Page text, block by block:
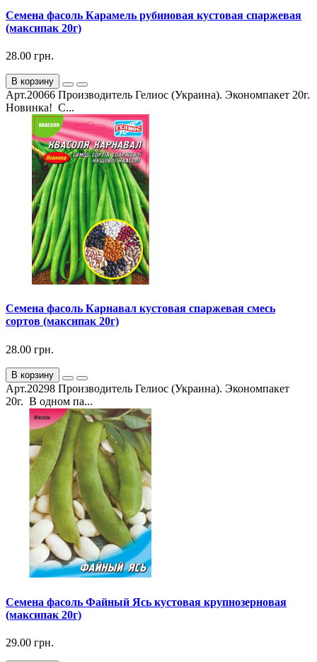
Семена фасоль Карамель рубиновая кустовая спаржевая
(максипак 20г)
28.00 грн.
В корзину
Арт.20066 Производитель Гелиос (Украина). Экономпакет 20г.
Новинка! С...
Семена фасоль Карнавал кустовая спаржевая смесь
сортов (максипак 20г)
28.00 грн.
В корзину
Арт.20298 Производитель Гелиос (Украина). Экономпакет
20г. В одном па...
Семена фасоль Файный Ясь кустовая крупнозерновая
(максипак 20г)
29.00 грн.